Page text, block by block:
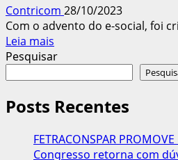
Contricom 28/10/2023
Com o advento do e-social, foi
Leia mais
mais
Digital:
Novo
Sistema
obrigatório
Pesquisar
Posts Recentes
FETRACONSPAR
Congresso retorna com